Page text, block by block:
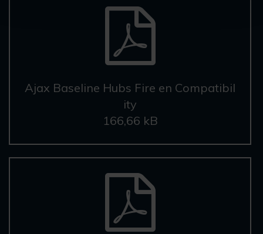
Ajax Baseline Hubs Fire en Compatibil
ity
166,66 kB